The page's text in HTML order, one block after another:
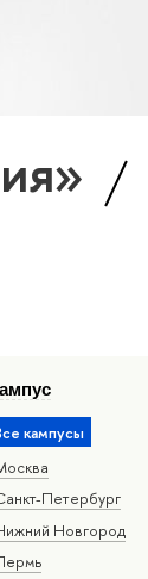
кампусы
Петербург
Новгород